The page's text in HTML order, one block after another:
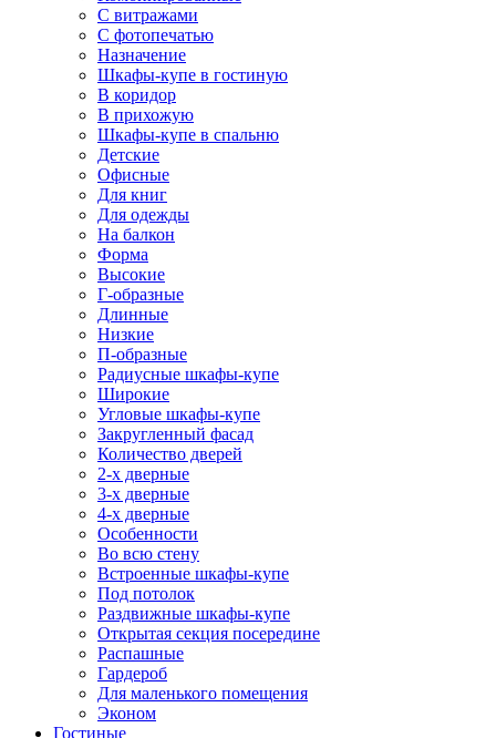
С витражами
С фотопечатью
Назначение
Шкафы-купе в гостиную
В коридор
В прихожую
Шкафы-купе в спальню
Детские
Офисные
Для книг
Для одежды
На балкон
Форма
Высокие
Г-образные
Длинные
Низкие
П-образные
Радиусные шкафы-купе
Широкие
Угловые шкафы-купе
Закругленный фасад
Количество дверей
2-х дверные
3-х дверные
4-х дверные
Особенности
Во всю стену
Встроенные шкафы-купе
Под потолок
Раздвижные шкафы-купе
Открытая секция посередине
Распашные
Гардероб
Для маленького помещения
Эконом
Гостиные